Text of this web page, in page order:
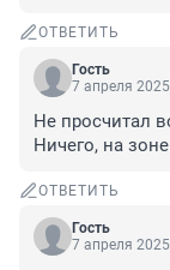
ОТВЕТИТЬ
Гость
7 апреля
Не просчитал
Ничего, на
ОТВЕТИТЬ
Гость
7 апреля